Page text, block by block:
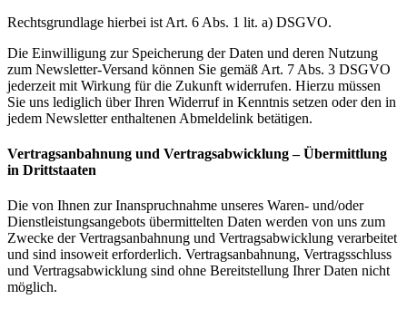
Rechtsgrundlage hierbei ist Art. 6 Abs. 1 lit. a) DSGVO.
Die Einwilligung zur Speicherung der Daten und deren Nutzung
zum Newsletter-Versand können Sie gemäß Art. 7 Abs. 3 DSGVO
jederzeit mit Wirkung für die Zukunft widerrufen. Hierzu müssen
Sie uns lediglich über Ihren Widerruf in Kenntnis setzen oder den in
jedem Newsletter enthaltenen Abmeldelink betätigen.
Vertragsanbahnung und Vertragsabwicklung – Übermittlung
in Drittstaaten
Die von Ihnen zur Inanspruchnahme unseres Waren- und/oder
Dienstleistungsangebots übermittelten Daten werden von uns zum
Zwecke der Vertragsanbahnung und Vertragsabwicklung verarbeitet
und sind insoweit erforderlich. Vertragsanbahnung, Vertragsschluss
und Vertragsabwicklung sind ohne Bereitstellung Ihrer Daten nicht
möglich.